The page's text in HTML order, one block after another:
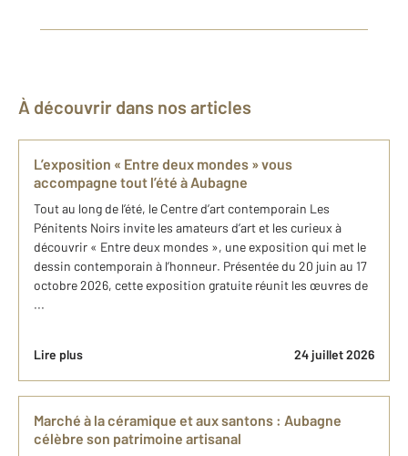
À découvrir dans nos articles
L’exposition « Entre deux mondes » vous
accompagne tout l’été à Aubagne
Tout au long de l’été, le Centre d’art contemporain Les
Pénitents Noirs invite les amateurs d’art et les curieux à
découvrir « Entre deux mondes », une exposition qui met le
dessin contemporain à l’honneur. Présentée du 20 juin au 17
octobre 2026, cette exposition gratuite réunit les œuvres de
...
Lire plus 24 juillet 2026
Marché à la céramique et aux santons : Aubagne
célèbre son patrimoine artisanal